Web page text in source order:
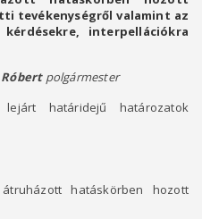
tevékenységről valamint az
interpellációkra
polgármester
határidejű határozatok
hatáskörben hozott